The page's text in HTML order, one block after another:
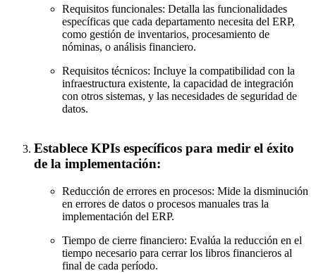
Requisitos funcionales: Detalla las funcionalidades
específicas que cada departamento necesita del ERP,
como gestión de inventarios, procesamiento de
nóminas, o análisis financiero.
Requisitos técnicos: Incluye la compatibilidad con la
infraestructura existente, la capacidad de integración
con otros sistemas, y las necesidades de seguridad de
datos.
Establece KPIs específicos para medir el éxito
de la implementación:
Reducción de errores en procesos: Mide la disminución
en errores de datos o procesos manuales tras la
implementación del ERP.
Tiempo de cierre financiero: Evalúa la reducción en el
tiempo necesario para cerrar los libros financieros al
final de cada período.